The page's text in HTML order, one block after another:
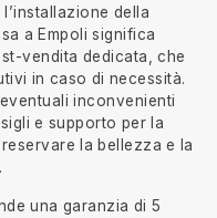
della
a Empoli significa
vendita dedicata, che
in caso di necessità.
inconvenienti
e supporto per la
la bellezza e la
una garanzia di 5